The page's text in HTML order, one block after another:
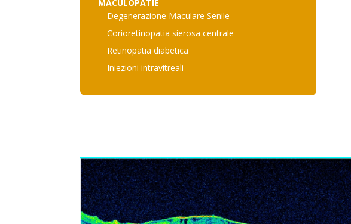
MACULOPATIE
Degenerazione Maculare Senile
Corioretinopatia sierosa centrale
Retinopatia diabetica
Iniezioni intravitreali